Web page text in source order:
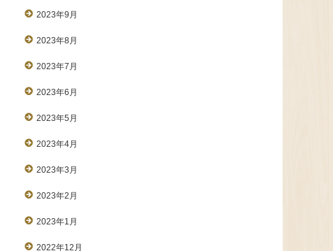
2023年9月
2023年8月
2023年7月
2023年6月
2023年5月
2023年4月
2023年3月
2023年2月
2023年1月
2022年12月